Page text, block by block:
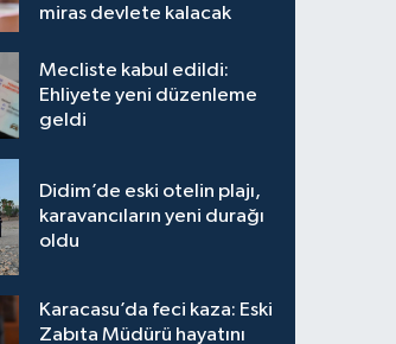
miras devlete kalacak
Mecliste kabul edildi:
Ehliyete yeni düzenleme
geldi
Didim’de eski otelin plajı,
karavancıların yeni durağı
oldu
Karacasu’da feci kaza: Eski
Zabıta Müdürü hayatını